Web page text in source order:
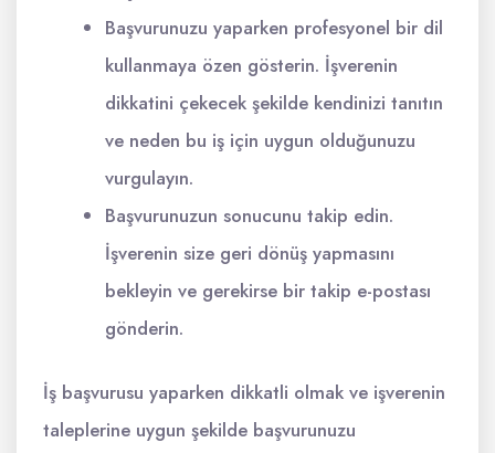
Başvurunuzu yaparken profesyonel bir dil
kullanmaya özen gösterin. İşverenin
dikkatini çekecek şekilde kendinizi tanıtın
ve neden bu iş için uygun olduğunuzu
vurgulayın.
Başvurunuzun sonucunu takip edin.
İşverenin size geri dönüş yapmasını
bekleyin ve gerekirse bir takip e-postası
gönderin.
İş başvurusu yaparken dikkatli olmak ve işverenin
taleplerine uygun şekilde başvurunuzu